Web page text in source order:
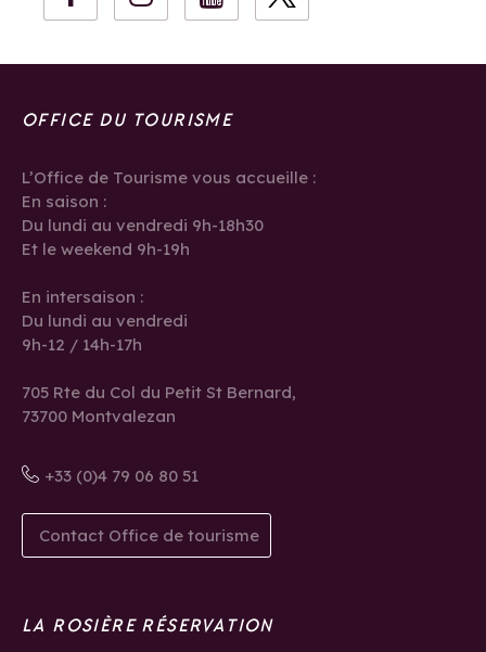
OFFICE DU TOURISME
L’Office de Tourisme vous accueille :
En saison :
Du lundi au vendredi 9h-18h30
Et le weekend 9h-19h
En intersaison :
Du lundi au vendredi
9h-12 / 14h-17h
705 Rte du Col du Petit St Bernard,
73700 Montvalezan
+33 (0)4 79 06 80 51
Contact Office de tourisme
LA ROSIÈRE RÉSERVATION